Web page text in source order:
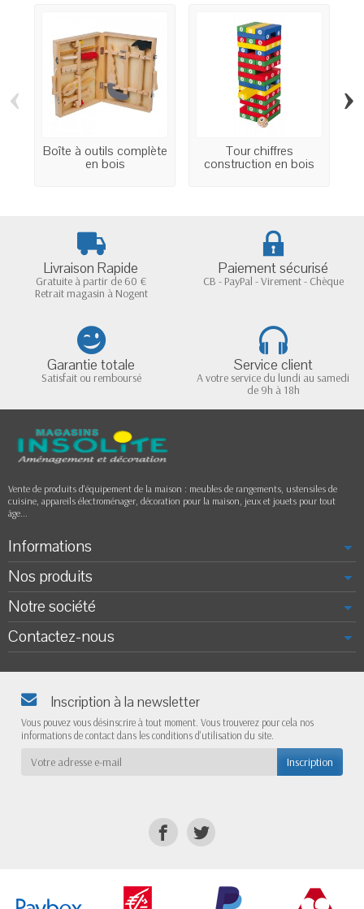
Boîte à outils complète
en bois
Tour chiffres
construction en bois
‹ ›
Livraison Rapide
Gratuite à partir de 60 €
Retrait magasin à Nogent
Paiement sécurisé
CB - PayPal - Virement - Chèque
Garantie totale
Satisfait ou remboursé
Service client
A votre service du lundi au samedi
de 9h à 18h
Vente de produits d'équipement de la maison : meubles de rangements, ustensiles de
cuisine, appareils électroménager, décoration pour la maison, jeux et jouets pour tout
âge...
Informations
Nos produits
Notre société
Contactez-nous
Inscription à la newsletter
Vous pouvez vous désinscrire à tout moment. Vous trouverez pour cela nos
informations de contact dans les conditions d'utilisation du site.
Inscription